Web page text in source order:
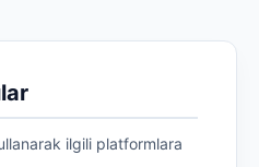
ilgili platformlara